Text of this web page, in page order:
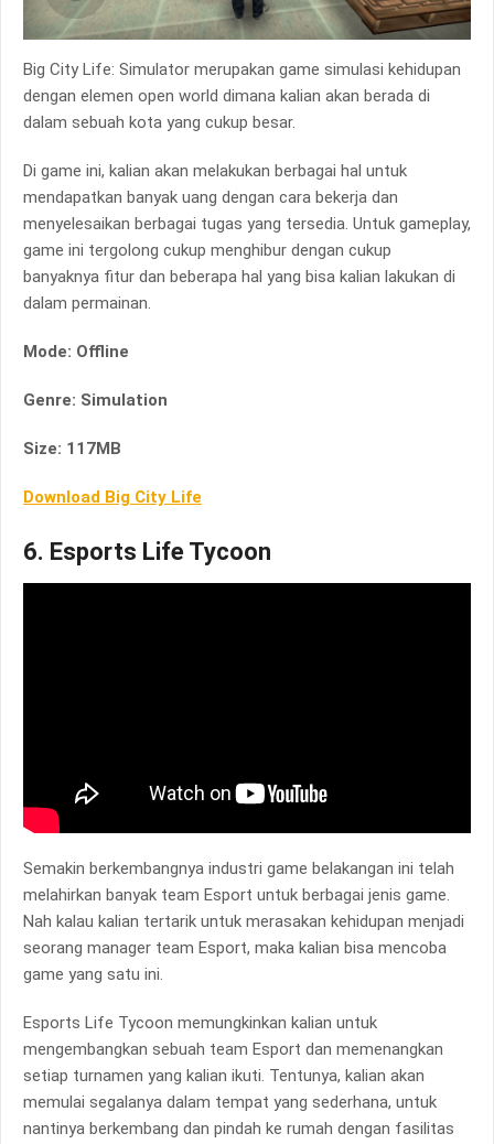
Big City Life: Simulator merupakan game simulasi kehidupan
dengan elemen open world dimana kalian akan berada di
dalam sebuah kota yang cukup besar.
Di game ini, kalian akan melakukan berbagai hal untuk
mendapatkan banyak uang dengan cara bekerja dan
menyelesaikan berbagai tugas yang tersedia. Untuk gameplay,
game ini tergolong cukup menghibur dengan cukup
banyaknya fitur dan beberapa hal yang bisa kalian lakukan di
dalam permainan.
Mode: Offline
Genre: Simulation
Size: 117MB
Download Big City Life
6. Esports Life Tycoon
Semakin berkembangnya industri game belakangan ini telah
melahirkan banyak team Esport untuk berbagai jenis game.
Nah kalau kalian tertarik untuk merasakan kehidupan menjadi
seorang manager team Esport, maka kalian bisa mencoba
game yang satu ini.
Esports Life Tycoon memungkinkan kalian untuk
mengembangkan sebuah team Esport dan memenangkan
setiap turnamen yang kalian ikuti. Tentunya, kalian akan
memulai segalanya dalam tempat yang sederhana, untuk
nantinya berkembang dan pindah ke rumah dengan fasilitas